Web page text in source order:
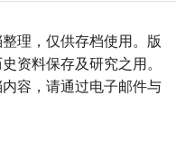
理，仅供存档使用。版
资料保存及研究之用。
容，请通过电子邮件与